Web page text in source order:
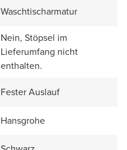
Waschtischarmatur
Nein, Stöpsel im
Lieferumfang nicht
enthalten.
Fester Auslauf
Hansgrohe